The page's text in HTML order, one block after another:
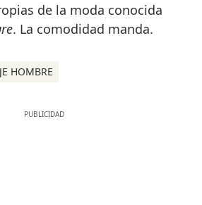
de la moda conocida
. La comodidad manda.
HOMBRE